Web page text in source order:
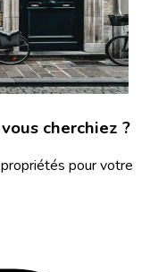
cherchiez ?
pour votre